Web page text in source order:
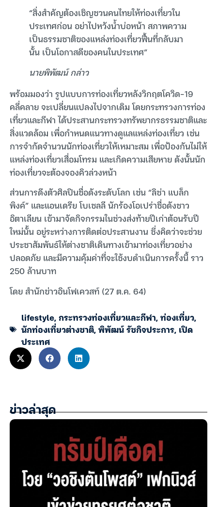
“สิ่งสำคัญต้องเชิญชวนคนไทยให้ท่องเที่ยวใน
ประเทศก่อน อย่าไปหวังน้ำบ่อหน้า สภาพความ
เป็นธรรมชาติของแหล่งท่องเที่ยวฟื้นที่กลับมา
นั้น เป็นโอกาสดีของคนในประเทศ”
นายพิพัฒน์ กล่าว
พร้อมมองว่า รูปแบบการท่องเที่ยวหลังวิกฤตโควิด-19
คลี่คลาย จะเปลี่ยนแปลงไปจากเดิม โดยกระทรวงการท่อง
เที่ยวและกีฬา ได้ประสานกระทรวงทรัพยากรธรรมชาติและ
สิ่งแวดล้อม เพื่อกำหนดแนวทางดูแลแหล่งท่องเที่ยว เช่น
การจำกัดจำนวนนักท่องเที่ยวให้เหมาะสม เพื่อป้องกันไม่ให้
แหล่งท่องเที่ยวเสื่อมโทรม และเกิดความเสียหาย ดังนั้นนัก
ท่องเที่ยวจะต้องจองคิวล่วงหน้า
ส่วนการดึงตัวศิลปินชื่อดังระดับโลก เช่น “ลิซ่า แบล็ก
พิงค์” และแอนเดรีย โบเชลลี นักร้องโอเปร่าชื่อดังชาว
อิตาเลียน เข้ามาจัดกิจกรรมในช่วงส่งท้ายปีเก่าต้อนรับปี
ใหม่นั้น อยู่ระหว่างการติดต่อประสานงาน ซึ่งคิดว่าจะช่วย
ประชาสัมพันธ์ให้ต่างชาติเดินทางเข้ามาท่องเที่ยวอย่าง
ปลอดภัย และมีความคุ้มค่าที่จะใช้งบดำเนินการครั้งนี้ ราว
250 ล้านบาท
โดย สำนักข่าวอินโฟเควสท์ (27 ต.ค. 64)
lifestyle,กระทรวงท่องเที่ยวและกีฬา,ท่องเที่ยว,
นักท่องเที่ยวต่างชาติ,พิพัฒน์ รัชกิจประการ, เปิด
ประเทศ
ข่าวล่าสุด